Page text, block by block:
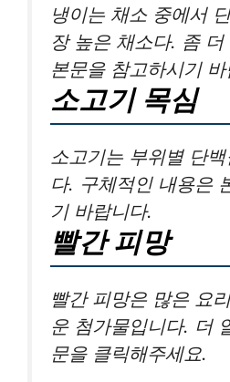
냉이는 채소 중에서
장 높은 채소다. 좀
본문을 참고하시기 바
소고기 목심
소고기는 부위별 단
다. 구체적인 내용은
기 바랍니다.
빨간 피망
빨간 피망은 많은 요
운 첨가물입니다. 더
문을 클릭해주세요.